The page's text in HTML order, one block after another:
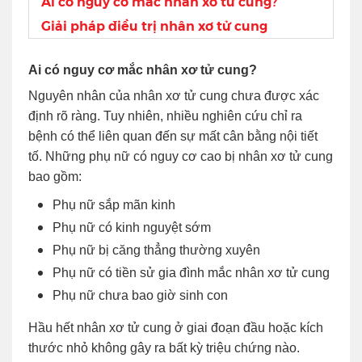
Giải pháp điều trị nhân xơ tử cung
Ai có nguy cơ mắc nhân xơ tử cung?
Nguyên nhân của nhân xơ tử cung chưa được xác
định rõ ràng. Tuy nhiên, nhiều nghiên cứu chỉ ra
bệnh có thể liên quan đến sự mất cân bằng nội tiết
tố. Những phụ nữ có nguy cơ cao bị nhân xơ tử cung
bao gồm:
Phụ nữ sắp mãn kinh
Phụ nữ có kinh nguyệt sớm
Phụ nữ bị căng thẳng thường xuyên
Phụ nữ có tiền sử gia đình mắc nhân xơ tử cung
Phụ nữ chưa bao giờ sinh con
Hầu hết nhân xơ tử cung ở giai đoạn đầu hoặc kích
thước nhỏ không gây ra bất kỳ triệu chứng nào.